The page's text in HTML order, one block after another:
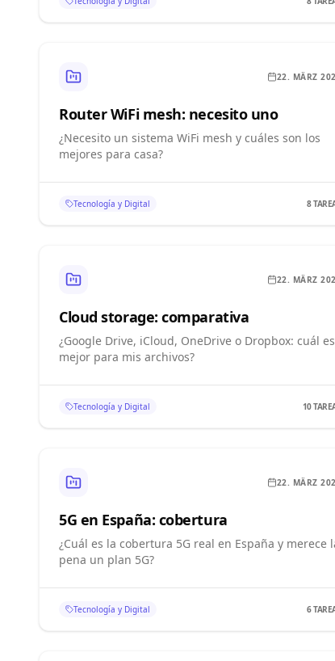
22. MÄRZ
Router WiFi mesh: necesito uno
¿Necesito un sistema WiFi mesh y cuáles son los
mejores para casa?
Tecnología y Digital 8
22. MÄRZ
Cloud storage: comparativa
¿Google Drive, iCloud, OneDrive o Dropbox: cuál es
mejor para mis archivos?
Tecnología y Digital 10
22. MÄRZ
5G en España: cobertura
¿Cuál es la cobertura 5G real en España y merece
pena un plan 5G?
Tecnología y Digital 6